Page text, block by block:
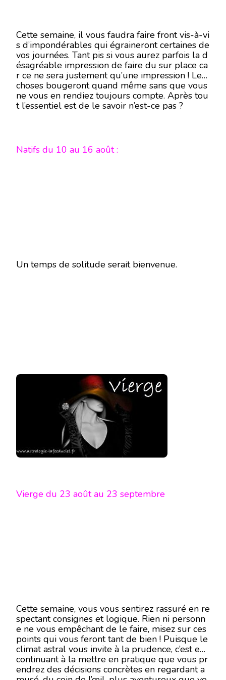
Cette semaine, il vous faudra faire front vis-à-vi
s d’impondérables qui égraineront certaines de
vos journées. Tant pis si vous aurez parfois la d
ésagréable impression de faire du sur place ca
r ce ne sera justement qu’une impression ! Les
choses bougeront quand même sans que vous
ne vous en rendiez toujours compte. Après tou
t l’essentiel est de le savoir n’est-ce pas ?
Natifs du 10 au 16 août :
Un temps de solitude serait bienvenue.
Vierge du 23 août au 23 septembre
Cette semaine, vous vous sentirez rassuré en re
spectant consignes et logique. Rien ni personn
e ne vous empêchant de le faire, misez sur ces
points qui vous feront tant de bien ! Puisque le
climat astral vous invite à la prudence, c’est en
continuant à la mettre en pratique que vous pr
endrez des décisions concrètes en regardant a